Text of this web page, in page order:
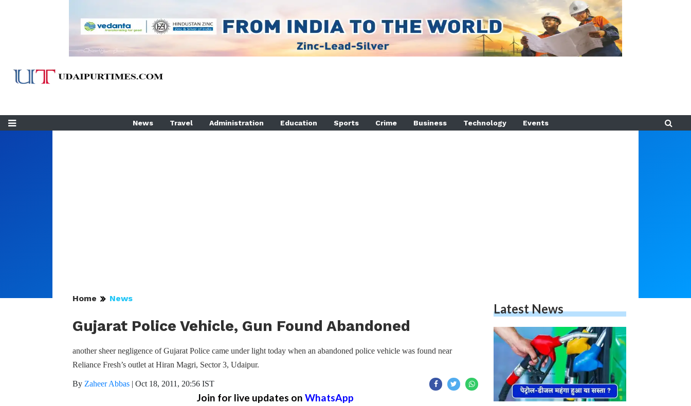
News Travel Administration Education Sports Crime Business Technology Events
Home News
Gujarat Police Vehicle, Gun Found Abandoned
another sheer negligence of Gujarat Police came under light today when an abandoned police vehicle was found near
Reliance Fresh’s outlet at Hiran Magri, Sector 3, Udaipur.
By Zaheer Abbas | Oct 18, 2011, 20:56 IST
Join for live updates on WhatsApp
Latest News